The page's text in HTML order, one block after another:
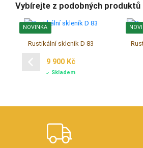
Vybírejte z podobných produktů
NOVINKA
Rustikální skleník D 83
9 900 Kč
Skladem